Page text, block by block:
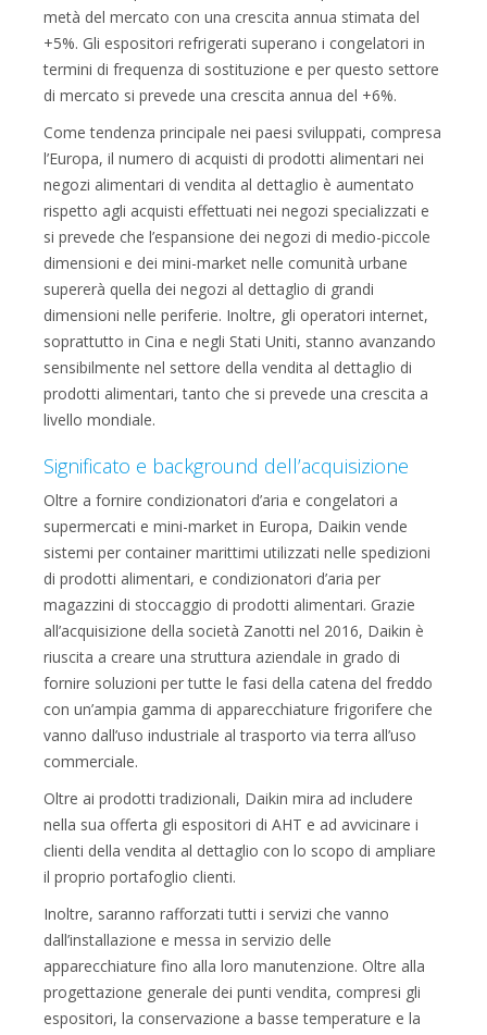
metà del mercato con una crescita annua stimata del
+5%. Gli espositori refrigerati superano i congelatori in
termini di frequenza di sostituzione e per questo settore
di mercato si prevede una crescita annua del +6%.
Come tendenza principale nei paesi sviluppati, compresa
l’Europa, il numero di acquisti di prodotti alimentari nei
negozi alimentari di vendita al dettaglio è aumentato
rispetto agli acquisti effettuati nei negozi specializzati e
si prevede che l’espansione dei negozi di medio-piccole
dimensioni e dei mini-market nelle comunità urbane
supererà quella dei negozi al dettaglio di grandi
dimensioni nelle periferie. Inoltre, gli operatori internet,
soprattutto in Cina e negli Stati Uniti, stanno avanzando
sensibilmente nel settore della vendita al dettaglio di
prodotti alimentari, tanto che si prevede una crescita a
livello mondiale.
Significato e background dell’acquisizione
Oltre a fornire condizionatori d’aria e congelatori a
supermercati e mini-market in Europa, Daikin vende
sistemi per container marittimi utilizzati nelle spedizioni
di prodotti alimentari, e condizionatori d’aria per
magazzini di stoccaggio di prodotti alimentari. Grazie
all’acquisizione della società Zanotti nel 2016, Daikin è
riuscita a creare una struttura aziendale in grado di
fornire soluzioni per tutte le fasi della catena del freddo
con un’ampia gamma di apparecchiature frigorifere che
vanno dall’uso industriale al trasporto via terra all’uso
commerciale.
Oltre ai prodotti tradizionali, Daikin mira ad includere
nella sua offerta gli espositori di AHT e ad avvicinare i
clienti della vendita al dettaglio con lo scopo di ampliare
il proprio portafoglio clienti.
Inoltre, saranno rafforzati tutti i servizi che vanno
dall’installazione e messa in servizio delle
apparecchiature fino alla loro manutenzione. Oltre alla
progettazione generale dei punti vendita, compresi gli
espositori, la conservazione a basse temperature e la